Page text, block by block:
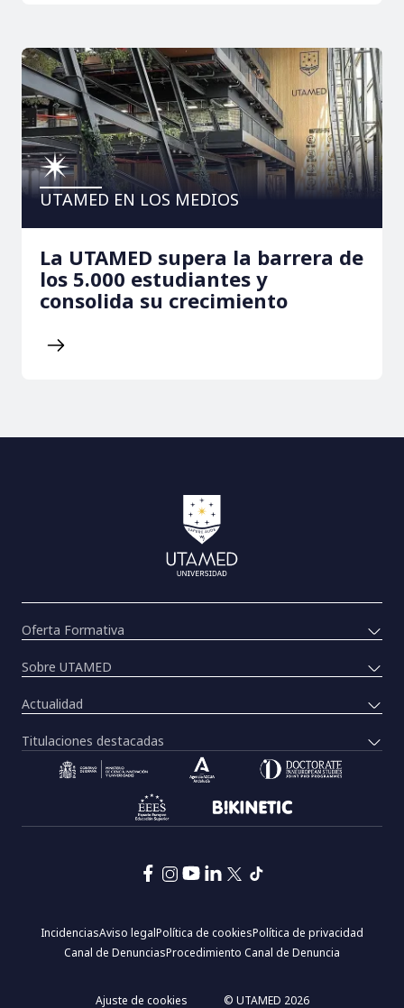
UTAMED EN LOS MEDIOS
La UTAMED supera la barrera de
los 5.000 estudiantes y
consolida su crecimiento
Oferta Formativa
Sobre UTAMED
Actualidad
Titulaciones destacadas
página:
IncidenciasAviso legalPolítica de cookiesPolítica de privacidad
Canal de DenunciasProcedimiento Canal de Denuncia
Ajuste de cookies © UTAMED 2026